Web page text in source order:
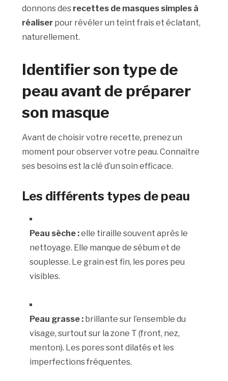
donnons des recettes de masques simples à
réaliser pour révéler un teint frais et éclatant,
naturellement.
Identifier son type de
peau avant de préparer
son masque
Avant de choisir votre recette, prenez un
moment pour observer votre peau. Connaître
ses besoins est la clé d’un soin efficace.
Les différents types de peau
Peau sèche :elle tiraille souvent après le
nettoyage. Elle manque de sébum et de
souplesse. Le grain est fin, les pores peu
visibles.
Peau grasse : brillante sur l’ensemble du
visage, surtout sur la zone T (front, nez,
menton). Les pores sont dilatés et les
imperfections fréquentes.